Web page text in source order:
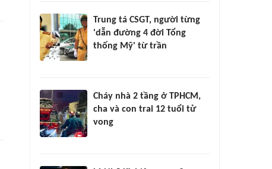
Trung tá CSGT, người từng
'dẫn đường 4 đời Tổng
thống Mỹ' từ trần
Cháy nhà 2 tầng ở TPHCM,
cha và con trai 12 tuổi tử
vong